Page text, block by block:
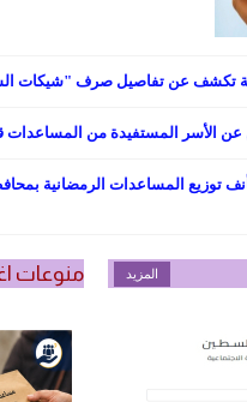
تكشف عن تفاصيل صرف "شيكات
عن الأسر المستفيدة من المساعدات
توزيع المساعدات الرمضانية
المزيد منوعات